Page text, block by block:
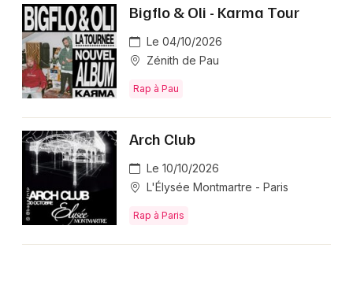
Bigflo & Oli - Karma Tour
Le 04/10/2026
Zénith de Pau
Rap à Pau
Arch Club
Le 10/10/2026
L'Élysée Montmartre - Paris
Rap à Paris